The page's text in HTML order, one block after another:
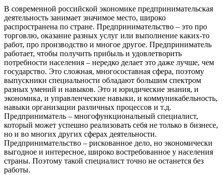
В современной российской экономике предпринимательская
деятельность занимает значимое место, широко
распространена по стране. Предпринимательство – это про
торговлю, оказание разных услуг или выполнение каких-то
работ, про производство и многое другое. Предприниматель
работает, чтобы получить прибыль и удовлетворить
потребности населения – нередко делает это даже лучше, чем
государство. Это сложная, многосоставная сфера, поэтому
выпускники специальности обладают большим спектром
разных умений и навыков. Это и юридические знания, и
экономика, и управленческие навыки, и коммуникабельность,
навыки организации различных процессов и т.д.
Предприниматель – многофункциональный специалист,
который может успешно реализовать себя не только в бизнесе,
но и во многих других сферах деятельности.
Предпринимательство – рискованное дело, но экономически
выгодное и интересное, широко востребованное у населения
страны. Поэтому такой специалист точно не останется без
работы.